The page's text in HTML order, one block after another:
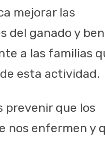
mejorar las
del ganado y
a las familias
esta actividad.
prevenir que los
nos enfermen y